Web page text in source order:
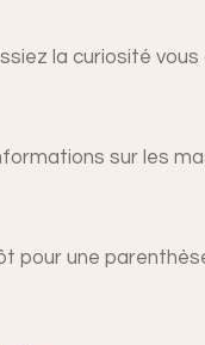
la curiosité
sur les
pour une